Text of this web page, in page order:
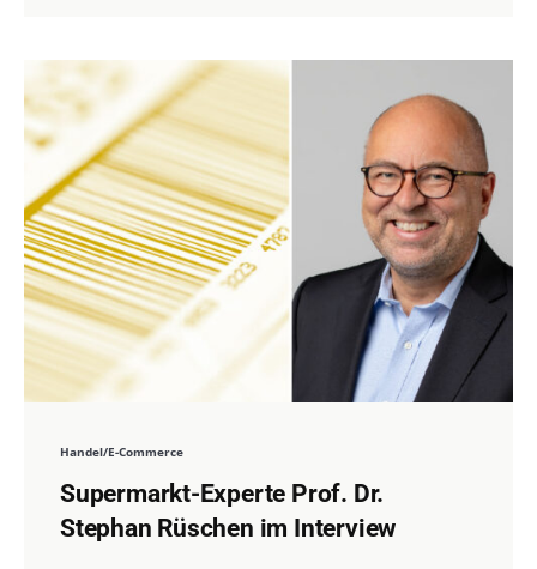
Handel/E-Commerce
Supermarkt-Experte Prof. Dr.
Stephan Rüschen im Interview